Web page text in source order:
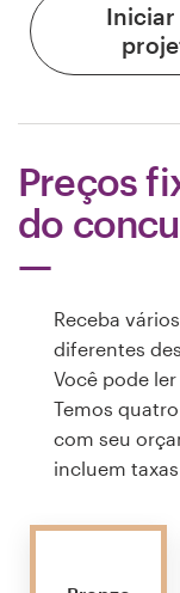
Iniciar
Preços
do
Receba
diferentes
Você pode
Temos
com seu
incluem taxas